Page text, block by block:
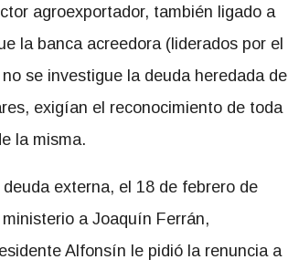
agroexportador, también ligado a
la banca acreedora (liderados por el
se investigue la deuda heredada de
exigían el reconocimiento de toda
la misma.
externa, el 18 de febrero de
a Joaquín Ferrán,
Alfonsín le pidió la renuncia a